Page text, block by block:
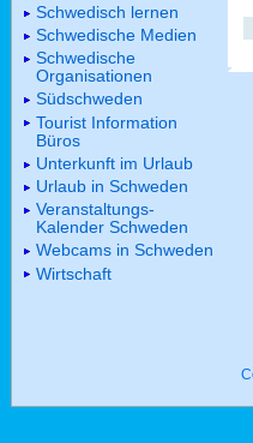
Schwedisch lernen
Schwedische Medien
Schwedische
Organisationen
Südschweden
Tourist Information
Büros
Unterkunft im Urlaub
Urlaub in Schweden
Veranstaltungs-
Kalender Schweden
Webcams in Schweden
Wirtschaft